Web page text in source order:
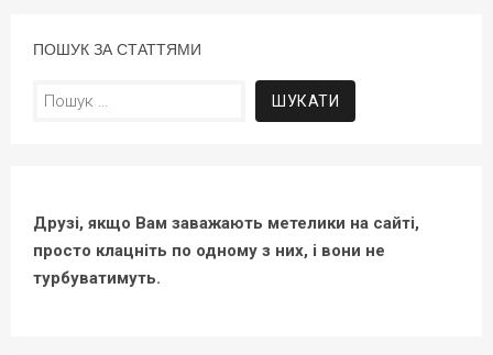
ПОШУК ЗА СТАТТЯМИ
Пошук:
Друзі, якщо Вам заважають метелики на сайті,
просто клацніть по одному з них, і вони не
турбуватимуть.